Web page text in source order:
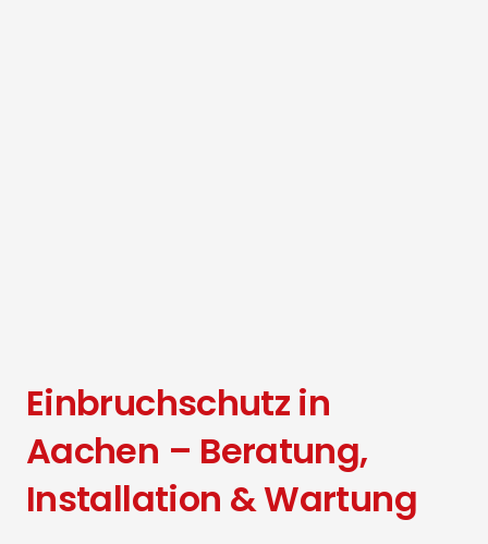
Einbruchschutz in
Aachen – Beratung,
Installation & Wartung